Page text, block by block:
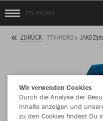
TTV HYDRO
ZURÜCK TTV HYDRO JAKO
Wir verwenden Cookies
Durch die Analyse der
Inhalte anzeigen und
zu den Cookies findest Du